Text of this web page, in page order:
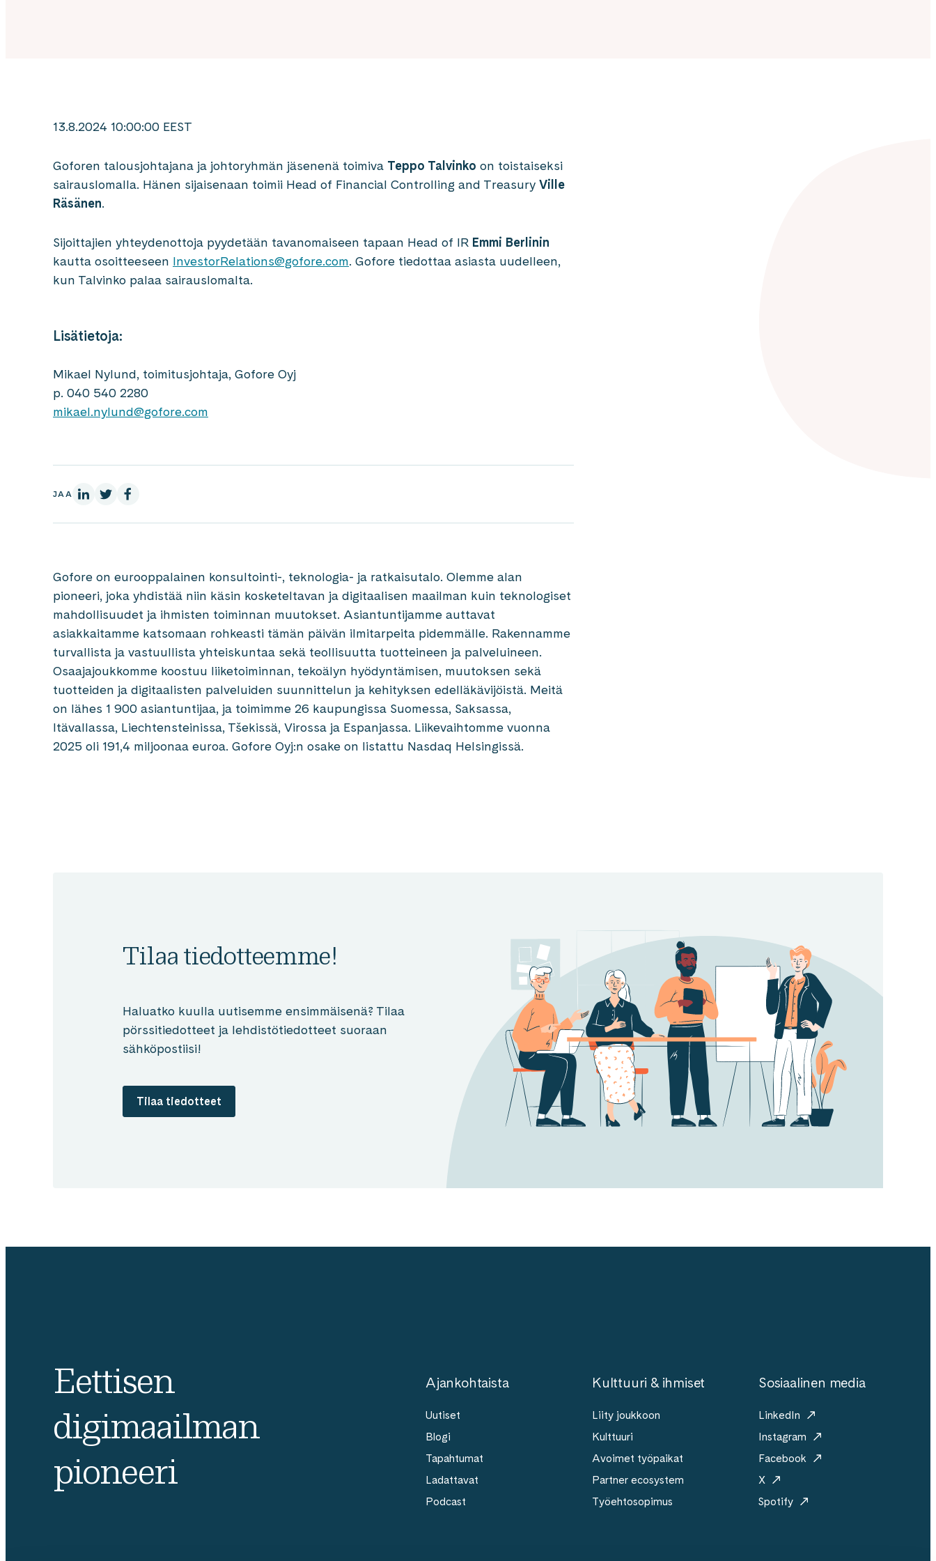
13.8.2024 10:00:00 EEST
Goforen talousjohtajana ja johtoryhmän jäsenenä toimiva Teppo Talvinko on toistaiseksi
sairauslomalla. Hänen sijaisenaan toimii Head of Financial Controlling and Treasury Ville
Räsänen.
Sijoittajien yhteydenottoja pyydetään tavanomaiseen tapaan Head of IR Emmi Berlinin
kautta osoitteeseen InvestorRelations@gofore.com. Gofore tiedottaa asiasta uudelleen,
kun Talvinko palaa sairauslomalta.
Lisätietoja:
Mikael Nylund, toimitusjohtaja, Gofore Oyj
p. 040 540 2280
mikael.nylund@gofore.com
JAA LinkedInissä
X:ssäFacebookissa
Gofore on eurooppalainen konsultointi-, teknologia- ja ratkaisutalo. Olemme alan
pioneeri, joka yhdistää niin käsin kosketeltavan ja digitaalisen maailman kuin teknologiset
mahdollisuudet ja ihmisten toiminnan muutokset. Asiantuntijamme auttavat
asiakkaitamme katsomaan rohkeasti tämän päivän ilmitarpeita pidemmälle. Rakennamme
turvallista ja vastuullista yhteiskuntaa sekä teollisuutta tuotteineen ja palveluineen.
Osaajajoukkomme koostuu liiketoiminnan, tekoälyn hyödyntämisen, muutoksen sekä
tuotteiden ja digitaalisten palveluiden suunnittelun ja kehityksen edelläkävijöistä. Meitä
on lähes 1 900 asiantuntijaa, ja toimimme 26 kaupungissa Suomessa, Saksassa,
Itävallassa, Liechtensteinissa, Tšekissä, Virossa ja Espanjassa. Liikevaihtomme vuonna
2025 oli 191,4 miljoonaa euroa. Gofore Oyj:n osake on listattu Nasdaq Helsingissä.
Tilaa tiedotteemme!
Haluatko kuulla uutisemme ensimmäisenä? Tilaa
pörssitiedotteet ja lehdistötiedotteet suoraan
sähköpostiisi!
Tilaa tiedotteet
Eettisen
digimaailman
pioneeri
Ajankohtaista
Uutiset
Blogi
Tapahtumat
Ladattavat
Podcast
Kulttuuri & ihmiset
Liity joukkoon
Kulttuuri
Avoimet työpaikat
Partner ecosystem
Työehtosopimus
Sosiaalinen media
LinkedIn
Instagram
Facebook
X
Spotify